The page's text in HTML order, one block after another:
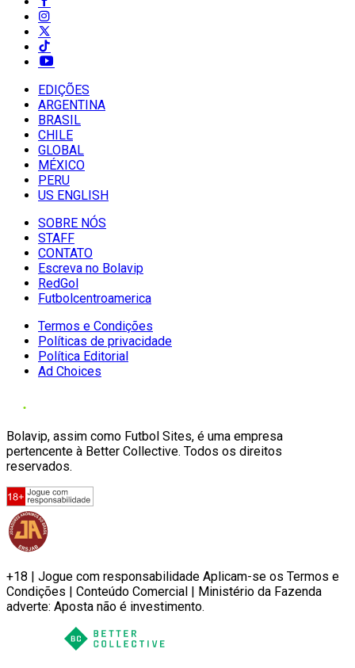
EDIÇÕES
ARGENTINA
BRASIL
CHILE
GLOBAL
MÉXICO
PERU
US ENGLISH
SOBRE NÓS
STAFF
CONTATO
Escreva no Bolavip
RedGol
Futbolcentroamerica
Termos e Condições
Políticas de privacidade
Política Editorial
Ad Choices
Bolavip, assim como Futbol Sites, é uma empresa
pertencente à Better Collective. Todos os direitos
reservados.
+18 | Jogue com responsabilidade Aplicam-se os Termos e
Condições | Conteúdo Comercial | Ministério da Fazenda
adverte: Aposta não é investimento.